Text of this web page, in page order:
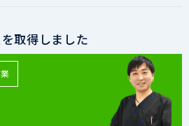
取得しました